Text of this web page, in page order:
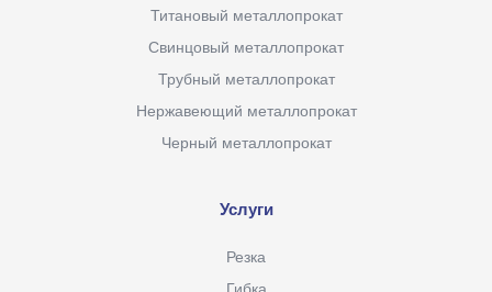
Титановый металлопрокат
Свинцовый металлопрокат
Трубный металлопрокат
Нержавеющий металлопрокат
Черный металлопрокат
Услуги
Резка